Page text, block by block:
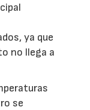
ya que
no llega a
se